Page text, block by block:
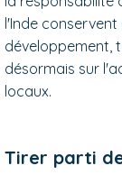
l'Inde
développement,
désormais sur
locaux.
Tirer parti